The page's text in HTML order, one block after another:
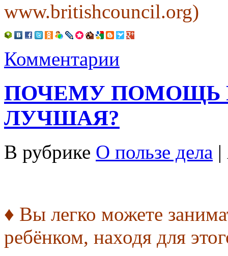
www.britishcouncil.org)
Комментарии
ПОЧЕМУ ПОМОЩЬ
ЛУЧШАЯ?
В рубрике О пользе дела
♦ Вы легко можете
ребёнком, находя для